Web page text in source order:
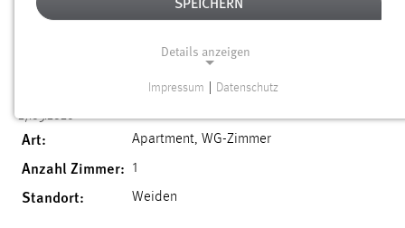
AVAILABLE IN A 6 SHARED APARTMENT
WITH PERSONAL KITCHEN AND
27.05.2026
Art: Apartment, WG-Zimmer
Anzahl Zimmer: 1
Standort: Weiden
Details anzeigen
Notwendige Cookies ermöglichen grundlegende
Website erforderlich.
Impressum Datenschutz